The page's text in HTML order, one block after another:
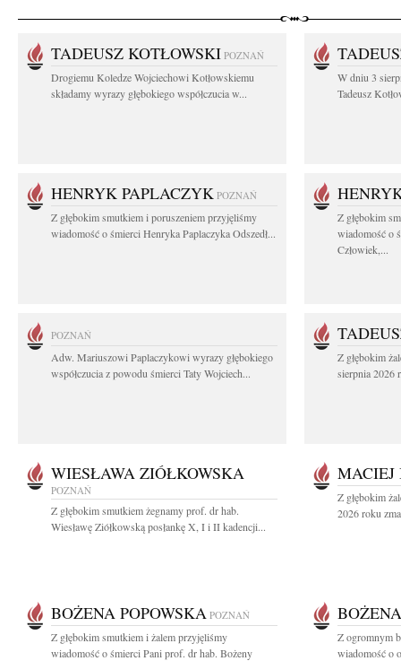
TADEUSZ KOTŁOWSKI POZNAŃ
Drogiemu Koledze Wojciechowi Kotłowskiemu
składamy wyrazy głębokiego współczucia w...
W dniu 3
Tadeusz
HENRYK PAPLACZYK POZNAŃ
Z głębokim smutkiem i poruszeniem przyjęliśmy
wiadomość o śmierci Henryka Paplaczyka Odszedł...
Z głębokim
wiadomość o
Człowiek,...
POZNAŃ
Adw. Mariuszowi Paplaczykowi wyrazy głębokiego
współczucia z powodu śmierci Taty Wojciech...
Z głębokim
sierpnia 2026
WIESŁAWA ZIÓŁKOWSKA
POZNAŃ
Z głębokim smutkiem żegnamy prof. dr hab.
Wiesławę Ziółkowską posłankę X, I i II kadencji...
Z głębokim
2026 roku
BOŻENA POPOWSKA POZNAŃ
Z głębokim smutkiem i żalem przyjęliśmy
wiadomość o śmierci Pani prof. dr hab. Bożeny
Z ogromnym
wiadomość o